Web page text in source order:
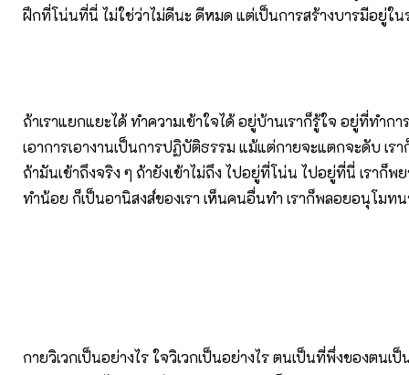
ฝึกที่โน่นที่นี่ ไม่ใช่ว่าไม่ดีนะ ดีหมด แต่เป็นการสร้างบารมีอยู่ใ
ถ้าเราแยกแยะได้ ทำความเข้าใจได้ อยู่บ้านเราก็รู้ใจ อยู่ที่ทำกา
เอาการเอางานเป็นการปฏิบัติธรรม แม้แต่กายจะแตกจะดับ เร
ถ้ามันเข้าถึงจริง ๆ ถ้ายังเข้าไม่ถึง ไปอยู่ที่โน่น ไปอยู่ที่นี่ เราก็พ
ทำน้อย ก็เป็นอานิสงส์ของเรา เห็นคนอื่นทำ เราก็พลอยอนุโมท
กายวิเวกเป็นอย่างไร ใจวิเวกเป็นอย่างไร ตนเป็นที่พึ่งของตนเป็